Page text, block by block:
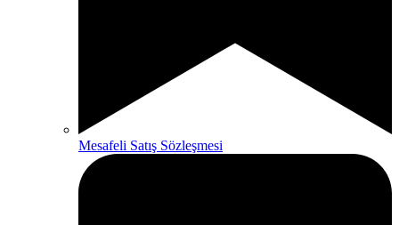
Mesafeli Satış Sözleşmesi